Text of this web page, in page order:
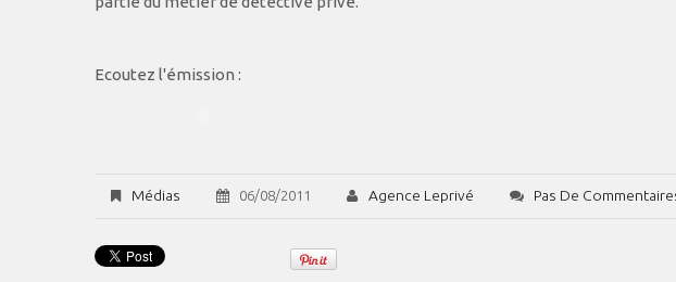
Ecoutez l'émission :
Médias 06/08/2011 Agence Leprivé Pas De